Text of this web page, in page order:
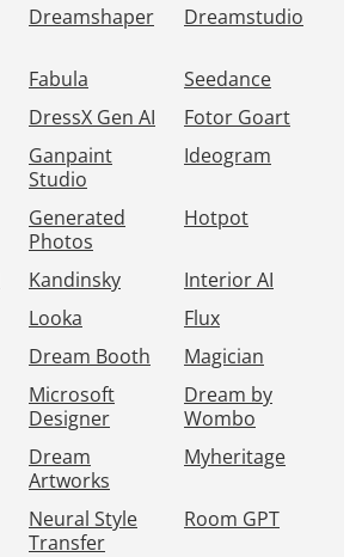
Dreamshaper Dreamstudio
Fabula
Seedance
DressX Gen AI
Fotor Goart
Ganpaint
Studio
Ideogram
Generated
Photos
Hotpot
Kandinsky
Interior AI
Looka
Flux
Dream Booth
Magician
Microsoft
Designer
Dream by
Wombo
Dream
Artworks
Myheritage
Neural Style
Transfer
Room GPT